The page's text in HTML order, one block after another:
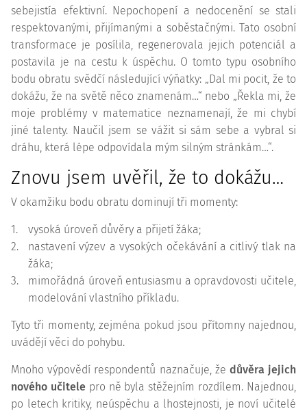
sebejistía efektivní. Nepochopení a nedocenění se stali
respektovanými, přijímanými a soběstačnými. Tato osobní
transformace je posílila, regenerovala jejich potenciál a
postavila je na cestu k úspěchu. O tomto typu osobního
bodu obratu svědčí následující výňatky: „Dal mi pocit, že to
dokážu, že na světě něco znamenám…“ nebo „Řekla mi, že
moje problémy v matematice neznamenají, že mi chybí
jiné talenty. Naučil jsem se vážit si sám sebe a vybral si
dráhu, která lépe odpovídala mým silným stránkám…“.
Znovu jsem uvěřil, že to dokážu…
V okamžiku bodu obratu dominují tři momenty:
1.
vysoká úroveň důvěry a přijetí žáka;
2.
nastavení výzev a vysokých očekávání a citlivý tlak na
žáka;
3.
mimořádná úroveň entusiasmu a opravdovosti učitele,
modelování vlastního příkladu.
Tyto tři momenty, zejména pokud jsou přítomny najednou,
uvádějí věci do pohybu.
Mnoho výpovědí respondentů naznačuje, že důvěra jejich
nového učitelepro ně byla stěžejním rozdílem. Najednou,
po letech kritiky, neúspěchu a lhostejnosti, je noví učitelé